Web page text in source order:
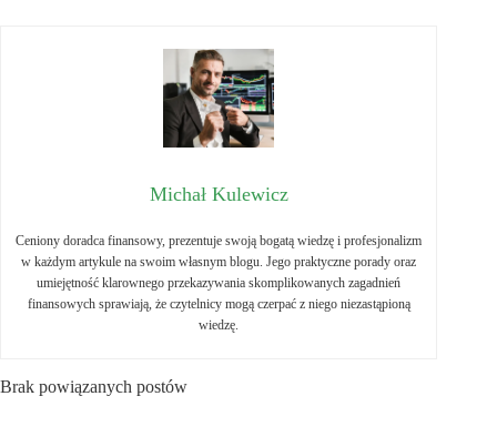
Michał Kulewicz
Ceniony doradca finansowy, prezentuje swoją bogatą wiedzę i profesjonalizm
w każdym artykule na swoim własnym blogu. Jego praktyczne porady oraz
umiejętność klarownego przekazywania skomplikowanych zagadnień
finansowych sprawiają, że czytelnicy mogą czerpać z niego niezastąpioną
wiedzę.
Brak powiązanych postów